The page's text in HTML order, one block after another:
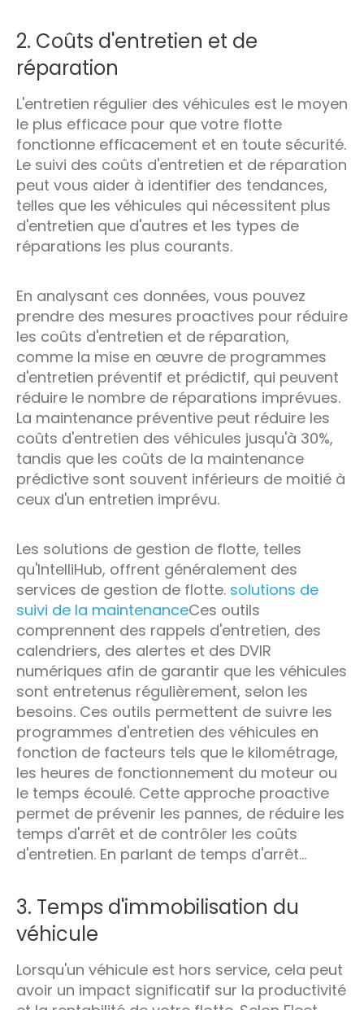
2. Coûts d'entretien et de
réparation
L'entretien régulier des véhicules est le moyen
le plus efficace pour que votre flotte
fonctionne efficacement et en toute sécurité.
Le suivi des coûts d'entretien et de réparation
peut vous aider à identifier des tendances,
telles que les véhicules qui nécessitent plus
d'entretien que d'autres et les types de
réparations les plus courants.
En analysant ces données, vous pouvez
prendre des mesures proactives pour réduire
les coûts d'entretien et de réparation,
comme la mise en œuvre de programmes
d'entretien préventif et prédictif, qui peuvent
réduire le nombre de réparations imprévues.
La maintenance préventive peut réduire les
coûts d'entretien des véhicules jusqu'à 30%,
tandis que les coûts de la maintenance
prédictive sont souvent inférieurs de moitié à
ceux d'un entretien imprévu.
Les solutions de gestion de flotte, telles
qu'IntelliHub, offrent généralement des
services de gestion de flotte. solutions de
suivi de la maintenanceCes outils
comprennent des rappels d'entretien, des
calendriers, des alertes et des DVIR
numériques afin de garantir que les véhicules
sont entretenus régulièrement, selon les
besoins. Ces outils permettent de suivre les
programmes d'entretien des véhicules en
fonction de facteurs tels que le kilométrage,
les heures de fonctionnement du moteur ou
le temps écoulé. Cette approche proactive
permet de prévenir les pannes, de réduire les
temps d'arrêt et de contrôler les coûts
d'entretien. En parlant de temps d'arrêt...
3. Temps d'immobilisation du
véhicule
Lorsqu'un véhicule est hors service, cela peut
avoir un impact significatif sur la productivité